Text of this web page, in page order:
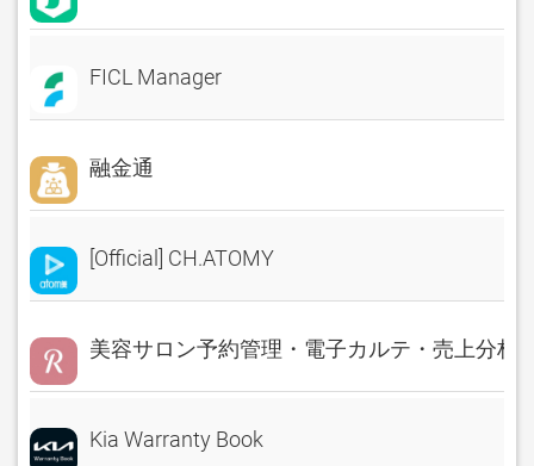
FICL Manager
融金通
[Official] CH.ATOMY
美容サロン予約管理・電子カルテ・売上分析
Kia Warranty Book